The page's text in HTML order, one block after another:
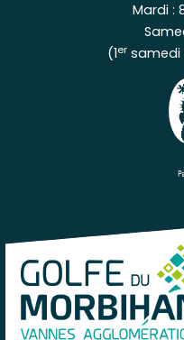
Mardi :
(1ersamedi